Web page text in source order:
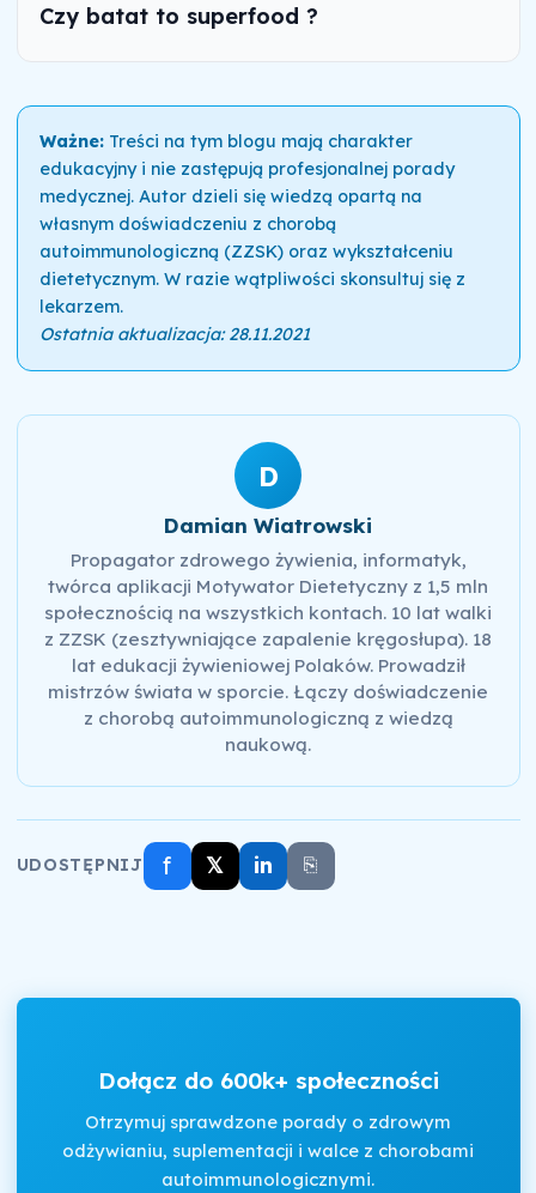
Czy batat to superfood ?
Ważne:Treści na tym blogu mają charakter
edukacyjny i nie zastępują profesjonalnej porady
medycznej. Autor dzieli się wiedzą opartą na
własnym doświadczeniu z chorobą
autoimmunologiczną (ZZSK) oraz wykształceniu
dietetycznym. W razie wątpliwości skonsultuj się z
lekarzem.
Ostatnia aktualizacja: 28.11.2021
D
Damian Wiatrowski
Propagator zdrowego żywienia, informatyk,
twórca aplikacji Motywator Dietetyczny z 1,5 mln
społecznością na wszystkich kontach. 10 lat walki
z ZZSK (zesztywniające zapalenie kręgosłupa). 18
lat edukacji żywieniowej Polaków. Prowadził
mistrzów świata w sporcie. Łączy doświadczenie
z chorobą autoimmunologiczną z wiedzą
naukową.
UDOSTĘPNIJ f 𝕏 in ⎘
Dołącz do 600k+ społeczności
Otrzymuj sprawdzone porady o zdrowym
odżywianiu, suplementacji i walce z chorobami
autoimmunologicznymi.